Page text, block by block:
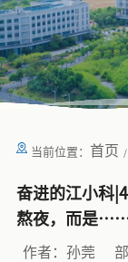
当前位置： 首页
奋进的江小科
熬夜，而是
作者：孙莞